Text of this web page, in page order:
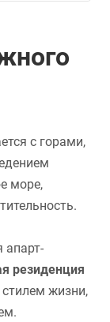
с горами,
море,
апарт-
резиденция
стилем жизни,